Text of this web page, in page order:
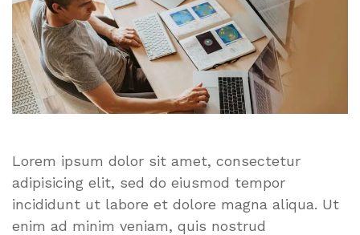
HTML
Templates
üzerine
Lorem ipsum dolor sit amet, consectetur
adipisicing elit, sed do eiusmod tempor
incididunt ut labore et dolore magna aliqua. Ut
enim ad minim veniam, quis nostrud